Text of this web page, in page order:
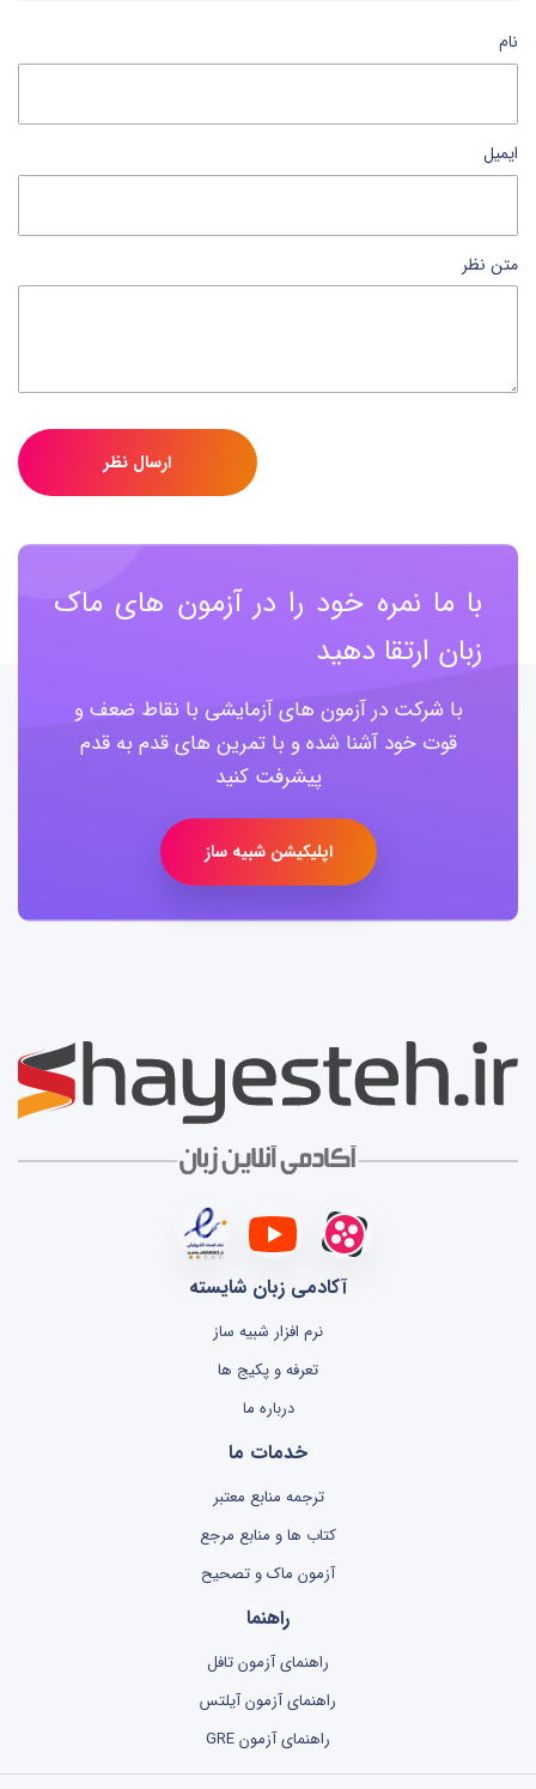
نام
ایمیل
متن نظر
ارسال نظر
با ما نمره خود را در آزمون های ماک
زبان ارتقا دهید
با شرکت در آزمون های آزمایشی با نقاط ضعف و
قوت خود آشنا شده و با تمرین های قدم به قدم
پیشرفت کنید
اپلیکیشن شبیه ساز
آکادمی زبان شایسته
نرم افزار شبیه ساز
تعرفه و پکیج ها
درباره ما
خدمات ما
ترجمه منابع معتبر
کتاب ها و منابع مرجع
آزمون ماک و تصحیح
راهنما
راهنمای آزمون تافل
راهنمای آزمون آیلتس
راهنمای آزمون GRE